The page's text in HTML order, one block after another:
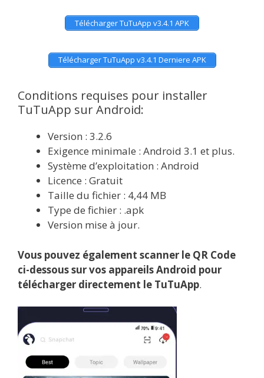
Télécharger TuTuApp v3.4.1 APK
Télécharger TuTuApp v3.4.1 Derniere APK
Conditions requises pour installer
TuTuApp sur Android:
Version : 3.2.6
Exigence minimale : Android 3.1 et plus.
Système d’exploitation : Android
Licence : Gratuit
Taille du fichier : 4,44 MB
Type de fichier : .apk
Version mise à jour.
Vous pouvez également scanner le QR Code
ci-dessous sur vos appareils Android pour
télécharger directement le TuTuApp.